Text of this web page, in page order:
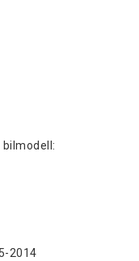
2014